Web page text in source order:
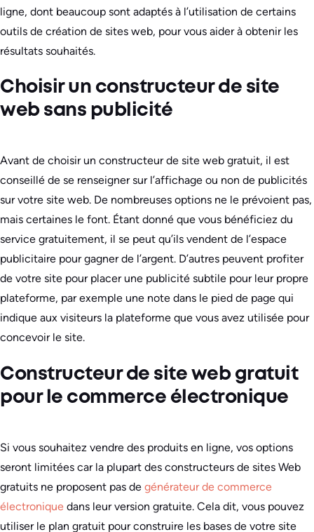
ligne, dont beaucoup sont adaptés à l’utilisation de certains
outils de création de sites web, pour vous aider à obtenir les
résultats souhaités.
Choisir un constructeur de site
web sans publicité
Avant de choisir un constructeur de site web gratuit, il est
conseillé de se renseigner sur l’affichage ou non de publicités
sur votre site web. De nombreuses options ne le prévoient pas,
mais certaines le font. Étant donné que vous bénéficiez du
service gratuitement, il se peut qu’ils vendent de l’espace
publicitaire pour gagner de l’argent. D’autres peuvent profiter
de votre site pour placer une publicité subtile pour leur propre
plateforme, par exemple une note dans le pied de page qui
indique aux visiteurs la plateforme que vous avez utilisée pour
concevoir le site.
Constructeur de site web gratuit
pour le commerce électronique
Si vous souhaitez vendre des produits en ligne, vos options
seront limitées car la plupart des constructeurs de sites Web
gratuits ne proposent pas de générateur de commerce
électronique dans leur version gratuite. Cela dit, vous pouvez
utiliser le plan gratuit pour construire les bases de votre site